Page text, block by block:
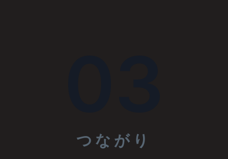
つながり